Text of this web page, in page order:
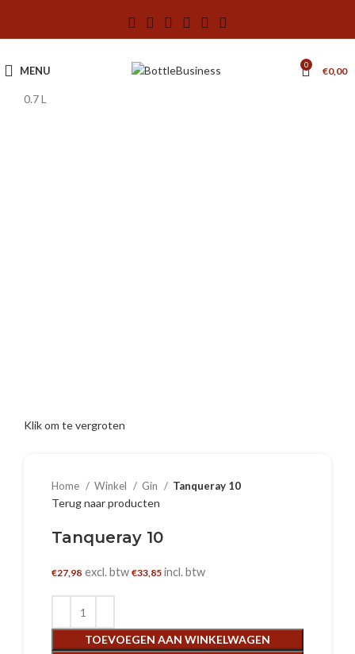
MENU 0 €0,00
0.7 L
Klik om te vergroten
Home Winkel Gin Tanqueray 10
Terug naar producten
Tanqueray 10
€27,98 excl. btw €33,85 incl. btw
TOEVOEGEN AAN WINKELWAGEN